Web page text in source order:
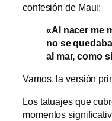
confesión de Maui:
«Al nacer me
no se
al mar, como
Vamos, la versión
Los tatuajes que
momentos